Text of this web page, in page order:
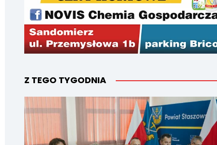
Z TEGO TYGODNIA